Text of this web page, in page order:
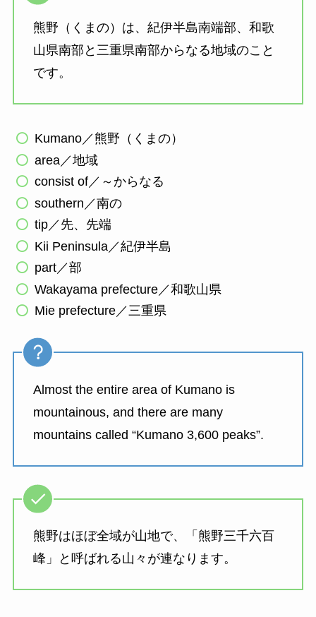
熊野（くまの）は、紀伊半島南端部、和歌
山県南部と三重県南部からなる地域のこと
です。
Kumano／熊野（くまの）
area／地域
consist of／～からなる
southern／南の
tip／先、先端
Kii Peninsula／紀伊半島
part／部
Wakayama prefecture／和歌山県
Mie prefecture／三重県
Almost the entire area of Kumano is
mountainous, and there are many
mountains called “Kumano 3,600 peaks”.
熊野はほぼ全域が山地で、「熊野三千六百
峰」と呼ばれる山々が連なります。